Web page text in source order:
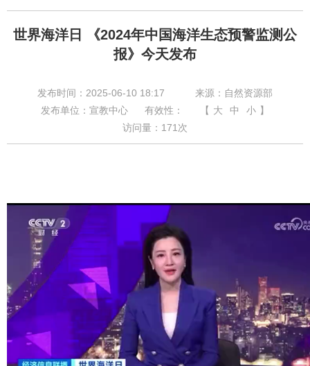
世界海洋日 《2024年中国海洋生态预警监测公
报》今天发布
发布时间：2025-06-10 18:17
来源：自然资源部
发布单位：宣教中心
有效性： 【 大 中 小 】
访问量： 171次